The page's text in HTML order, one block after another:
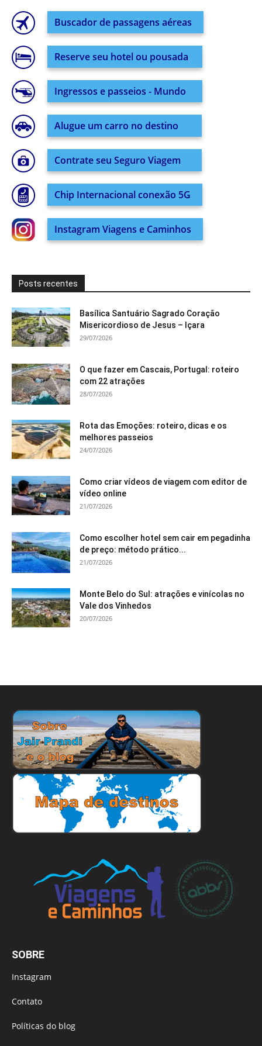
Buscador de passagens aéreas
Reserve seu hotel ou pousada
Ingressos e passeios - Mundo
Alugue um carro no destino
Contrate seu Seguro Viagem
Chip Internacional conexão 5G
Instagram Viagens e Caminhos
Posts recentes
Basílica Santuário Sagrado Coração
Misericordioso de Jesus – Içara
29/07/2026
O que fazer em Cascais, Portugal: roteiro
com 22 atrações
28/07/2026
Rota das Emoções: roteiro, dicas e os
melhores passeios
24/07/2026
Como criar vídeos de viagem com editor de
vídeo online
21/07/2026
Como escolher hotel sem cair em pegadinha
de preço: método prático...
21/07/2026
Monte Belo do Sul: atrações e vinícolas no
Vale dos Vinhedos
20/07/2026
SOBRE
Instagram
Contato
Políticas do blog